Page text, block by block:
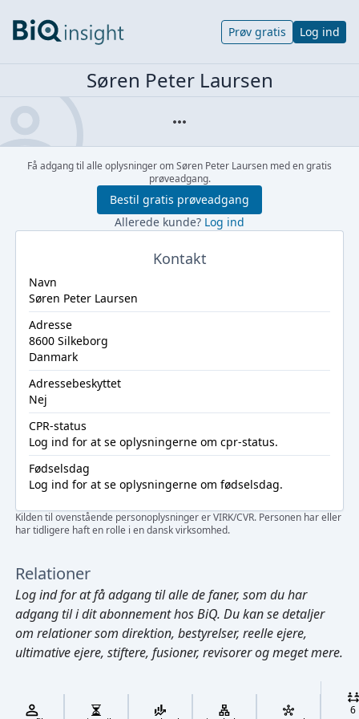
Cmd/Ctrl + K
Prøv gratis Log ind
Søren Peter Laursen
Få adgang til alle oplysninger om Søren Peter Laursen med en gratis
prøveadgang.
Bestil gratis prøveadgang
Allerede kunde? Log ind
Kontakt
Navn
Søren Peter Laursen
Adresse
8600 Silkeborg
Danmark
Adressebeskyttet
Nej
CPR-status
Log ind for at se oplysningerne om cpr-status.
Fødselsdag
Log ind for at se oplysningerne om fødselsdag.
Kilden til ovenstående personoplysninger er VIRK/CVR. Personen har eller
har tidligere haft en rolle i en dansk virksomhed.
Relationer
Log indfor at få adgang til alle de faner, som du har
adgang til i dit abonnement hos BiQ. Du kan se detaljer
om relationer som direktion, bestyrelser, reelle ejere,
ultimative ejere, stiftere, fusioner, revisorer og meget mere.
6